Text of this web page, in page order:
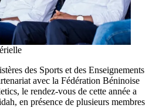
des Sports et des Enseignements
avec la Fédération Béninoise
le rendez-vous de cette année a
en présence de plusieurs membres